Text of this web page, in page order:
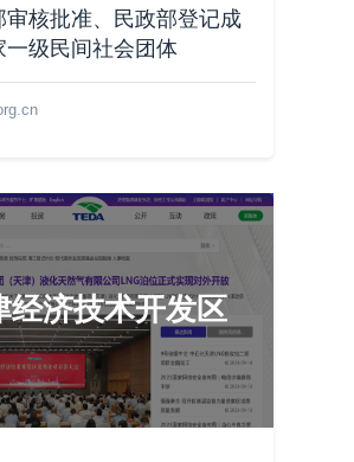
审核批准、民政部登记成
一级民间社会团体
经济技术开发区